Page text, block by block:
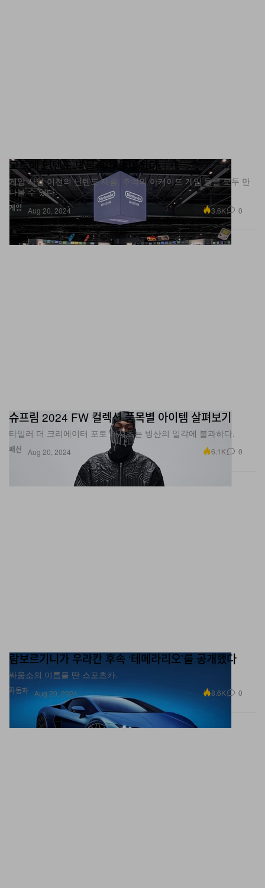
게임
교토에 닌텐도 박물관이 들어선다
게임 사업 이전의 닌텐도 제품, 추억의 아케이드 게임 등을 모두 만
나볼 수 있다.
Aug 20, 2024 3.6K 0
패션
슈프림 2024 FW 컬렉션 품목별 아이템 살펴보기
타일러 더 크리에이터 포토 티셔츠는 빙산의 일각에 불과하다.
Aug 20, 2024 6.1K 0
자동차
람보르기니가 우라칸 후속 ‘테메라리오’를 공개했다
싸움소의 이름을 딴 스포츠카.
Aug 20, 2024 8.6K 0